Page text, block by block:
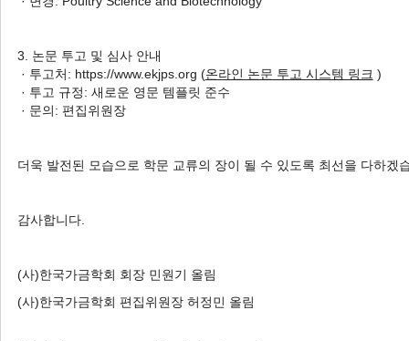
Korean J. Poult. Sci. 2025;52(1):1-8.
https://doi.org/10.5536/KJPS.2025.52.1.1
HTML PDF PubReader
Quality and Footpad Dermatitis in Broiler Litter
Song
, Kyeongho Jeon
Korean J. Poult. Sci. 2024;51(4):179-186.
https://doi.org/10.5536/KJPS.2024.51.4.179
3. 논문 투고 및 심사 안내
· 투고처: https://www.ekjps.org (온라인 논문 투고 시스템 링크 )
· 투고 규정: 새로운 영문 템플릿 준수
· 문의: 편집위원장
더욱 발전된 모습으로 학문 교류의 장이 될 수 있도록 최선을 다하겠
감사합니다.
(사)한국가금학회 회장 민원기 올림
(사)한국가금학회 편집위원장 허정민 올림